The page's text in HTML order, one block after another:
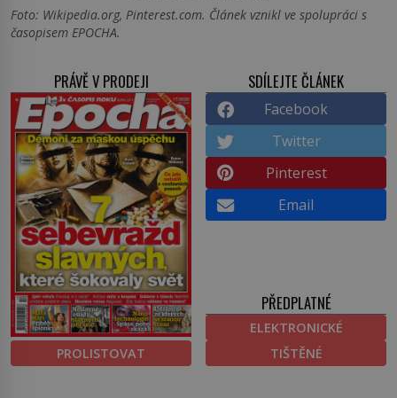
Foto: Wikipedia.org, Pinterest.com. Článek vznikl ve spolupráci s
časopisem EPOCHA.
PRÁVĚ V PRODEJI
PROLISTOVAT
SDÍLEJTE ČLÁNEK
Facebook
Twitter
Pinterest
Email
PŘEDPLATNÉ
ELEKTRONICKÉ
TIŠTĚNÉ